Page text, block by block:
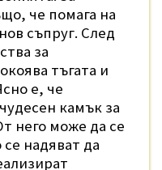
че помага на
съпруг. След
за
тъгата и
е, че
камък за
него може да се
надяват да